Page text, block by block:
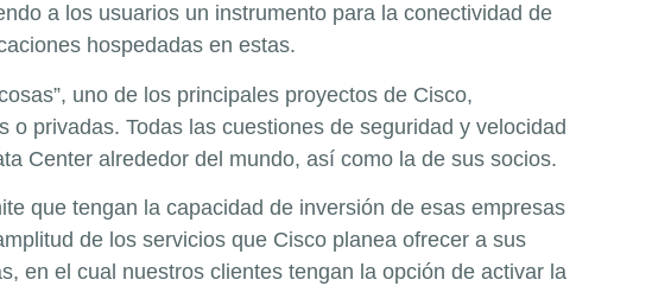
a los usuarios un instrumento para la conectividad de
hospedadas en estas.
uno de los principales proyectos de Cisco,
privadas. Todas las cuestiones de seguridad y velocidad
Center alrededor del mundo, así como la de sus socios.
que tengan la capacidad de inversión de esas empresas
de los servicios que Cisco planea ofrecer a sus
en el cual nuestros clientes tengan la opción de activar la